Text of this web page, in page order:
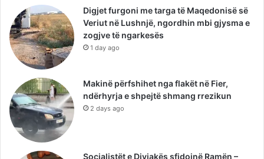
Digjet furgoni me targa të Maqedonisë së
Veriut në Lushnjë, ngordhin mbi gjysma e
zogjve të ngarkesës
1 day ago
Makinë përfshihet nga flakët në Fier,
ndërhyrja e shpejtë shmang rrezikun
2 days ago
Socialistët e Divjakës sfidojnë Ramën –